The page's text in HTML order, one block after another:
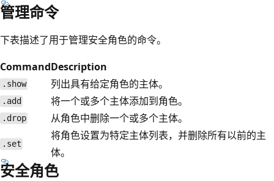
管理命令
下表描述了用于管理安全角色的命令。
CommandDescription
.show 列出具有给定角色的主体。
.add 将一个或多个主体添加到角色。
.drop 从角色中删除一个或多个主体。
.set
将角色设置为特定主体列表，并删除所有以前的主
体。
安全角色